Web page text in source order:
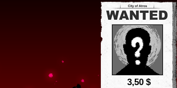
3,50 $